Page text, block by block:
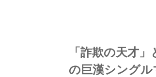
「詐欺の天才
の巨漢シング